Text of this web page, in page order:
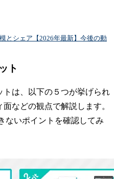
とシェア【2026年最新】今後の動
ト
は、以下の５つが挙げられ
などの観点で解説します。
ないポイントを確認してみ